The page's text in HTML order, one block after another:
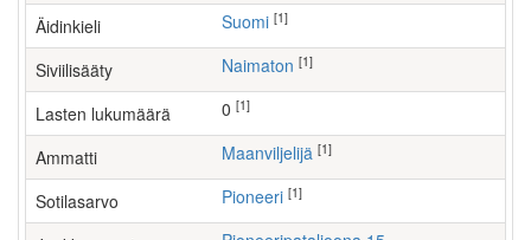
Äidinkieli Suomi [1]
Siviilisääty Naimaton [1]
Lasten lukumäärä [1]
Ammatti maanviljelijä [1]
Sotilasarvo Pioneeri [1]